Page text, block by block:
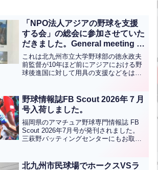
「NPO法人アジアの野球を支援
する会」の総会に参加させていた
だきました。General meeting of
the NPO “Association for
Supporting Baseball in
Asia.”(英中翻訳）
これは北九州市立大学野球部の徳永政夫
前監督が10年ほど前にアジアにおける野
球後進国に対して用具の支援などをはじ
善に寄与することを目的に設立された団
体です。昨年度はタイや...全文はクリッ
ク
野球情報誌FB Scout 2026年７月
号入荷しました。
福岡県のアマチュア野球専門情報誌 FB
Scout 2026年7月号が発刊されました。
三萩野バッティングセンターにもお取り
北九州市民球場でホークスVSラ